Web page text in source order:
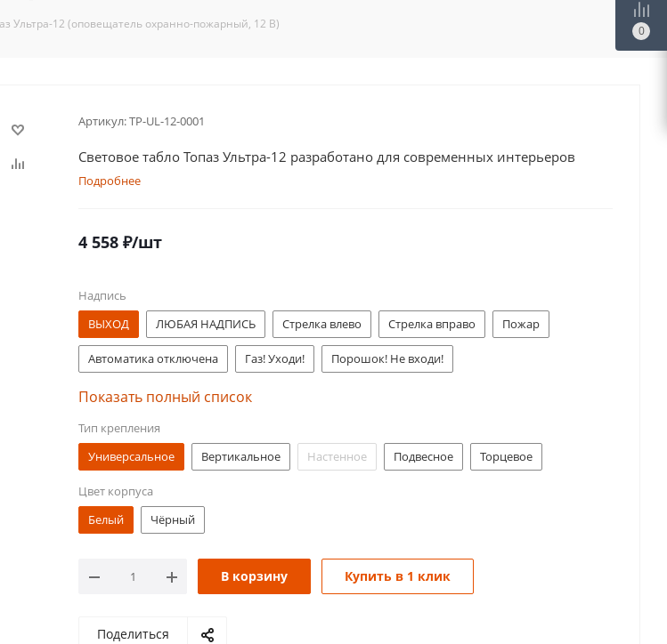
Ультра-12 (оповещатель охранно-пожарный, 12 В)
Артикул:TP-UL-12-0001
Световое табло Топаз Ультра-12 разработано для современных интерьеров
Подробнее
4 558 ₽/шт
Надпись
ВЫХОД
ЛЮБАЯ НАДПИСЬ Стрелка влево Стрелка вправо Пожар
Автоматика отключена Газ! Уходи! Порошок! Не входи!
Насосная станция пожаротушения
ВЫХОД МГН
Показать полный список
Тип крепления
Универсальное
Вертикальное Настенное Подвесное Торцевое
Цвет корпуса
Белый
Чёрный
В корзину Купить в 1 клик
Поделиться
0